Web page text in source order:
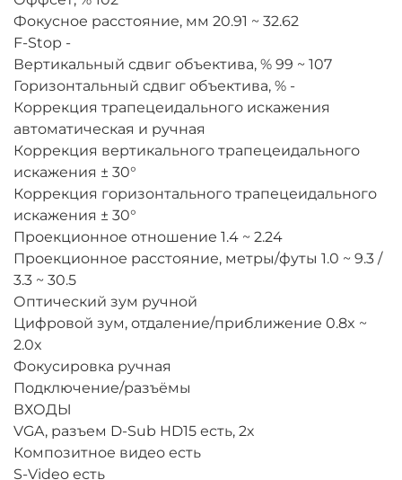
Фокусное расстояние, мм 20.91 ~ 32.62
F-Stop -
Вертикальный сдвиг объектива, % 99 ~ 107
Горизонтальный сдвиг объектива, % -
Коррекция трапецеидального искажения
автоматическая и ручная
Коррекция вертикального трапецеидального
искажения ± 30°
Коррекция горизонтального трапецеидального
искажения ± 30°
Проекционное отношение 1.4 ~ 2.24
Проекционное расстояние, метры/футы 1.0 ~ 9.3 /
3.3 ~ 30.5
Оптический зум ручной
Цифровой зум, отдаление/приближение 0.8x ~
2.0x
Фокусировка ручная
Подключение/разъёмы
ВХОДЫ
VGA, разъем D-Sub HD15 есть, 2х
Композитное видео есть
S-Video есть